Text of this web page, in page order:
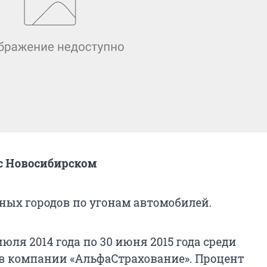
Новосибирском
городов по угонам автомобилей.
2014 года по 30 июня 2015 года среди
компании «АльфаСтрахование». Процент